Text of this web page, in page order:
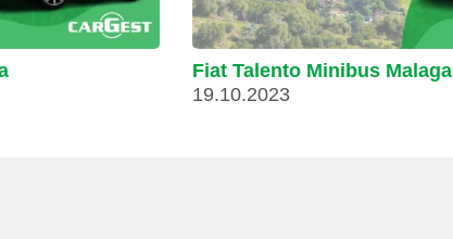
Fiat Talento Minibus Malaga
19.10.2023